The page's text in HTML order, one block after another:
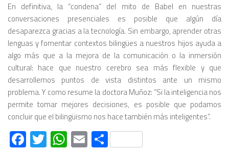
En definitiva, la “condena” del mito de Babel en nuestras
conversaciones presenciales es posible que algún día
desaparezca gracias a la tecnología. Sin embargo, aprender otras
lenguas y fomentar contextos bilingües a nuestros hijos ayuda a
algo más que a la mejora de la comunicación o la inmersión
cultural: hace que nuestro cerebro sea más flexible y que
desarrollemos puntos de vista distintos ante un mismo
problema. Y como resume la doctora Muñoz: “Si la inteligencia nos
permite tomar mejores decisiones, es posible que podamos
concluir que el bilingüismo nos hace también más inteligentes”.
Facebook
Twitter
WhatsApp
EmailCompartir